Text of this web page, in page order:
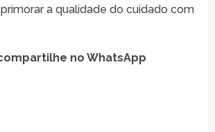
a qualidade do cuidado com
no WhatsApp